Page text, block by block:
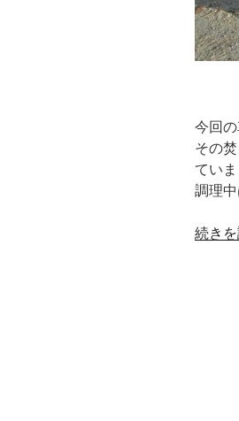
今回
その
てい
調理
“ダ
続き